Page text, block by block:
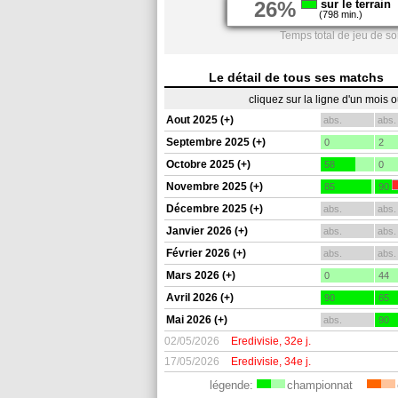
26% sur le terrain
(798 min.)
Temps total de jeu de
Le détail de tous ses matchs
cliquez sur la ligne d'un mois
Aout 2025 (+)
abs. abs.
Septembre 2025 (+) 0 2
Octobre 2025 (+) 58 0
Novembre 2025 (+) 85 90
Décembre 2025 (+) abs. abs.
Janvier 2026 (+) abs. abs.
Février 2026 (+) abs. abs.
Mars 2026 (+) 0 44
Avril 2026 (+) 90 65
Mai 2026 (+) abs. 90
02/05/2026 Eredivisie, 32e j.
17/05/2026
Eredivisie, 34e j.
légende: championnat